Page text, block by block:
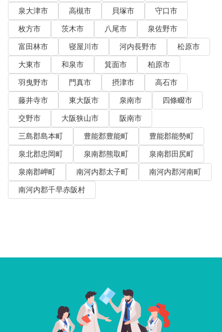
泉大津市
高槻市 貝塚市
守口市
枚方市
茨木市 八尾市
泉佐野市
富田林市
寝屋川市 河内長野市
松原市
大東市
和泉市 箕面市
柏原市
羽曳野市
門真市 摂津市
高石市
藤井寺市
東大阪市 泉南市
四條畷市
交野市
大阪狭山市
阪南市
三島郡島本町
豊能郡豊能町
豊能郡能勢町
泉北郡忠岡町
泉南郡熊取町
泉南郡田尻町
泉南郡岬町
南河内郡太子町
南河内郡河南町
南河内郡千早赤阪村